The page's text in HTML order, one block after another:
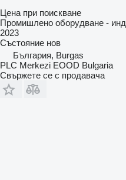
Цена при поискване
Промишлено оборудване -
2023
Състояние нов
България, Burgas
PLC Merkezi EOOD Bulgaria
Свържете се с продавача